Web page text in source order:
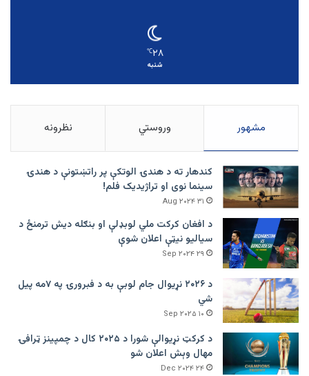
۲۸℃
شنبه
مشهور وروستي نظرونه
کندهار ته د هندۍ الوتکې پر راتښتونې د هندۍ
سینما نوی او تراژيديک فلم!
۳۱ Aug ۲۰۲۴
د افغان کرکت ملي لوبډلې او بنګله دیش ترمنځ د
سیالیو نیټې اعلان شوې
۲۹ Sep ۲۰۲۴
د ۲۰۲۶ نړیوال جام لوبې به د فبرورۍ په ۷مه پیل
شي
۱۰ Sep ۲۰۲۵
د کرکټ نړیوالې شورا د ۲۰۲۵ کال د چمپینز ټرافۍ
مهال وېش اعلان شو
۲۴ Dec ۲۰۲۴